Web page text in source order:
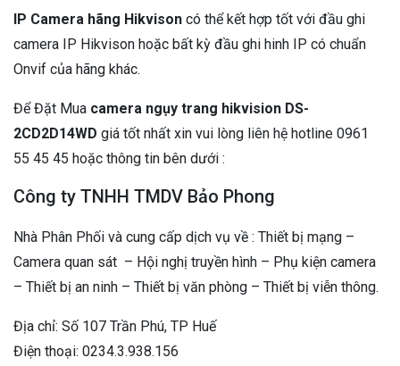
IP Camera hãng Hikvison có thể kết hợp tốt với đầu ghi
camera IP Hikvison hoặc bất kỳ đầu ghi hinh IP có chuẩn
Onvif của hãng khác.
Để Đặt Mua camera ngụy trang hikvision DS-
2CD2D14WD giá tốt nhất xin vui lòng liên hệ hotline 0961
55 45 45 hoặc thông tin bên dưới :
Công ty TNHH TMDV Bảo Phong
Nhà Phân Phối và cung cấp dịch vụ về : Thiết bị mạng –
Camera quan sát – Hội nghị truyền hình – Phụ kiện camera
– Thiết bị an ninh – Thiết bị văn phòng – Thiết bị viễn thông.
Địa chỉ: Số 107 Trần Phú, TP Huế
Điện thoại: 0234.3.938.156